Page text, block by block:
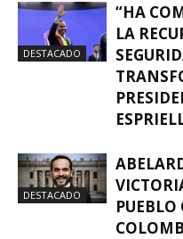
DESTACADO
“HA
LA
DESTACADO
PUEBLO